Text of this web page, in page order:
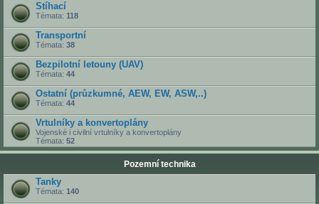
Stíhací
Témata: 118
Transportní
Témata: 38
Bezpilotní letouny (UAV)
Témata: 44
Ostatní (průzkumné, AEW, EW, ASW,..)
Témata: 44
Vrtulníky a konvertoplány
Vojenské i civilní vrtulníky a konvertoplány
Témata: 52
Pozemní technika
Tanky
Témata: 140